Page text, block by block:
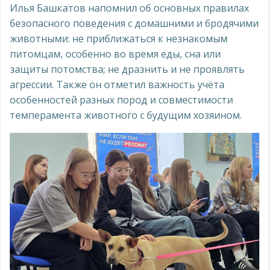
Илья Башкатов напомнил об основных правилах
безопасного поведения с домашними и бродячими
животными: не приближаться к незнакомым
питомцам, особенно во время еды, сна или
защиты потомства; не дразнить и не проявлять
агрессии. Также он отметил важность учёта
особенностей разных пород и совместимости
темперамента животного с будущим хозяином.